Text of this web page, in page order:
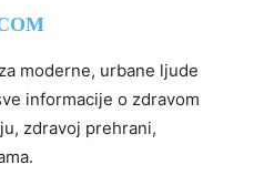
moderne, urbane ljude
informacije o zdravom
zdravoj prehrani,